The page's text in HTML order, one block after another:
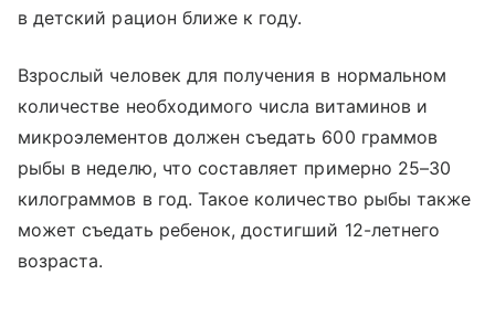
в детский рацион ближе к году.
Взрослый человек для получения в нормальном
количестве необходимого числа витаминов и
микроэлементов должен съедать 600 граммов
рыбы в неделю, что составляет примерно 25–30
килограммов в год. Такое количество рыбы также
может съедать ребенок, достигший 12-летнего
возраста.